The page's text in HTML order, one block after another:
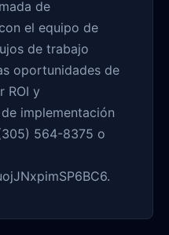
de
el equipo de
de trabajo
oportunidades de
ROI y
implementación
564-8375 o